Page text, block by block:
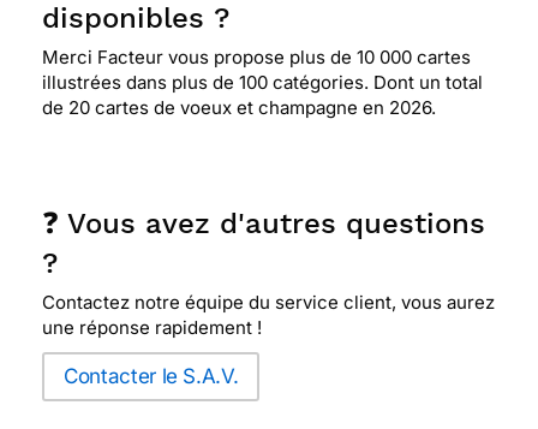
disponibles ?
Merci Facteur vous propose plus de 10 000 cartes
illustrées dans plus de 100 catégories. Dont un total
de 20 cartes de voeux et champagne en 2026.
❓ Vous avez d'autres questions
?
Contactez notre équipe du service client, vous aurez
une réponse rapidement !
Contacter le S.A.V.